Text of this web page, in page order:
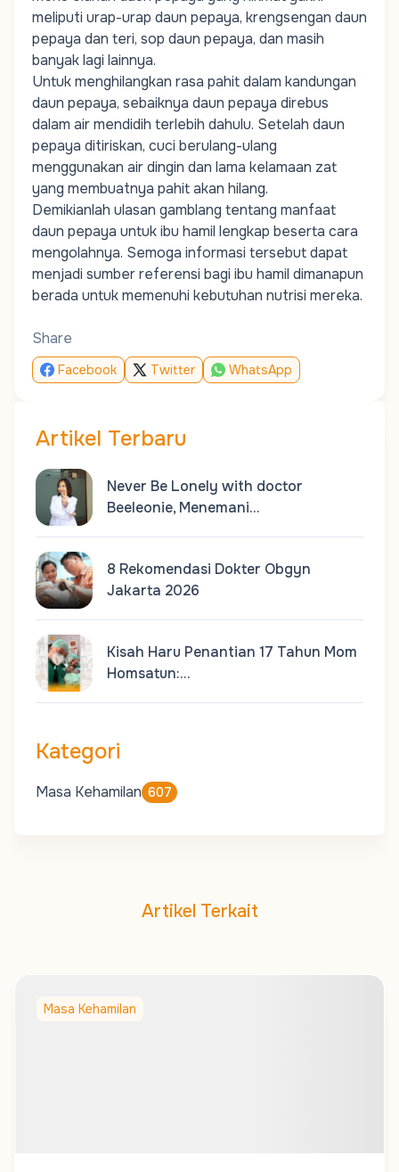
meliputi urap-urap daun pepaya, krengsengan daun
pepaya dan teri, sop daun pepaya, dan masih
banyak lagi lainnya.
Untuk menghilangkan rasa pahit dalam kandungan
daun pepaya, sebaiknya daun pepaya direbus
dalam air mendidih terlebih dahulu. Setelah daun
pepaya ditiriskan, cuci berulang-ulang
menggunakan air dingin dan lama kelamaan zat
yang membuatnya pahit akan hilang.
Demikianlah ulasan gamblang tentang manfaat
daun pepaya untuk ibu hamil lengkap beserta cara
mengolahnya. Semoga informasi tersebut dapat
menjadi sumber referensi bagi ibu hamil dimanapun
berada untuk memenuhi kebutuhan nutrisi mereka.
Share
Facebook Twitter WhatsApp
Artikel Terbaru
Never Be Lonely with doctor
Beeleonie, Menemani…
8 Rekomendasi Dokter Obgyn
Jakarta 2026
Kisah Haru Penantian 17 Tahun Mom
Homsatun:…
Kategori
Masa Kehamilan 607
Artikel Terkait
Masa Kehamilan